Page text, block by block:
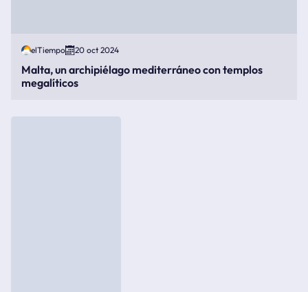
elTiempo 20 oct 2024
Malta, un archipiélago mediterráneo con templos
megalíticos